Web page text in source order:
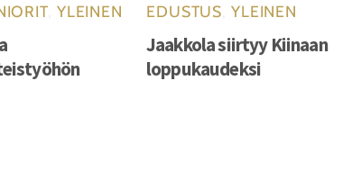
YLEINEN EDUSTUS YLEINEN
Jaakkola siirtyy Kiinaan
loppukaudeksi